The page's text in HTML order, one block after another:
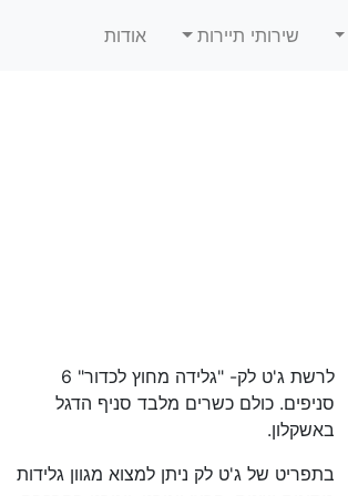
שירותי תיירות אודות
לרשת ג'ט לק- "גלידה מחוץ לכדור" 6
סניפים. כולם כשרים מלבד סניף הדגל
באשקלון.
בתפריט של ג'ט לק ניתן למצוא מגוון גלידות